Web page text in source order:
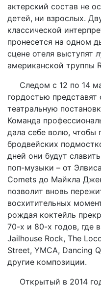
актерский состав не
детей, ни взрослых.
классической
пронесется на одном
сцене отеля выступят
американской труппы
Следом с 12 по 14
гордостью
театральную
Команда
дала себе волю, чтобы
бродвейских
дней они будут
поп-музыки – от
Comets до Майкла
позволит вновь
восхитительных
рождая коктейль
70-х и 80-х годов, где
Jailhouse Rock, The
Street, YMCA, Dancing
другие композиции.
Открытый в 2014